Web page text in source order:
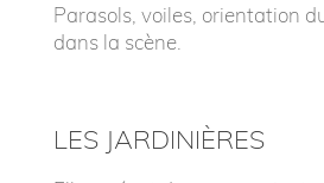
Parasols, voiles, orientation
dans la scène.
LES JARDINIÈRES